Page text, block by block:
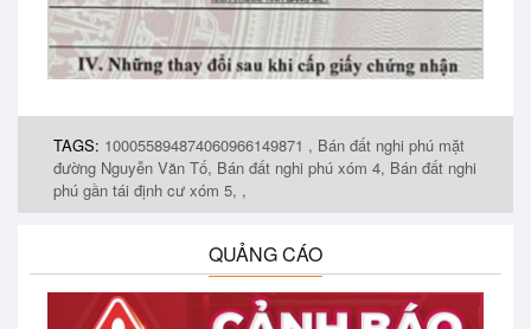
TAGS: 100055894874060966149871 , Bán đất nghi phú mặt
đường Nguyễn Văn Tố, Bán đất nghi phú xóm 4, Bán đất nghi
phú gần tái định cư xóm 5, ,
QUẢNG CÁO